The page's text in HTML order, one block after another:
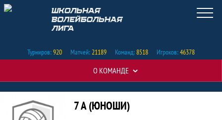
Турниров:920 Матчей:21189 Команд:8518 Игроков:46378
Команда
Краткая информация о команде
7 А (ЮНОШИ)
О КОМАНДЕ
Таблицы турнира